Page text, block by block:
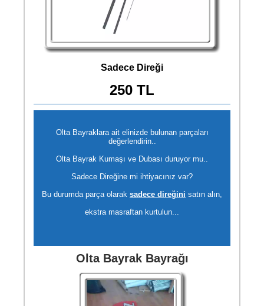
Sadece Direği
250 TL
Olta Bayraklara ait elinizde bulunan parçaları
değerlendirin..
Olta Bayrak Kumaşı ve Dubası duruyor mu..
Sadece Direğine mi ihtiyacınız var?
Bu durumda parça olarak sadece direğini satın alın,
ekstra masraftan kurtulun...
Olta Bayrak Bayrağı